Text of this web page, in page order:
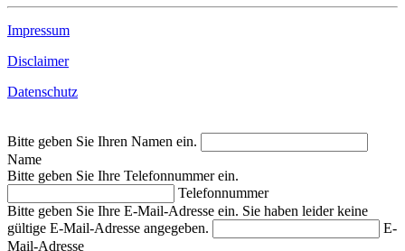
Impressum
Disclaimer
Datenschutz
Bitte geben Sie Ihren Namen ein.
Name
Bitte geben Sie Ihre Telefonnummer ein.
Telefonnummer
Bitte geben Sie Ihre E-Mail-Adresse ein. Sie haben leider keine
gültige E-Mail-Adresse angegeben.
E-
Mail-Adresse